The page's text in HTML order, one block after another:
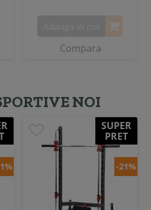
Compara
NOI
SUPER
PRET
-21%